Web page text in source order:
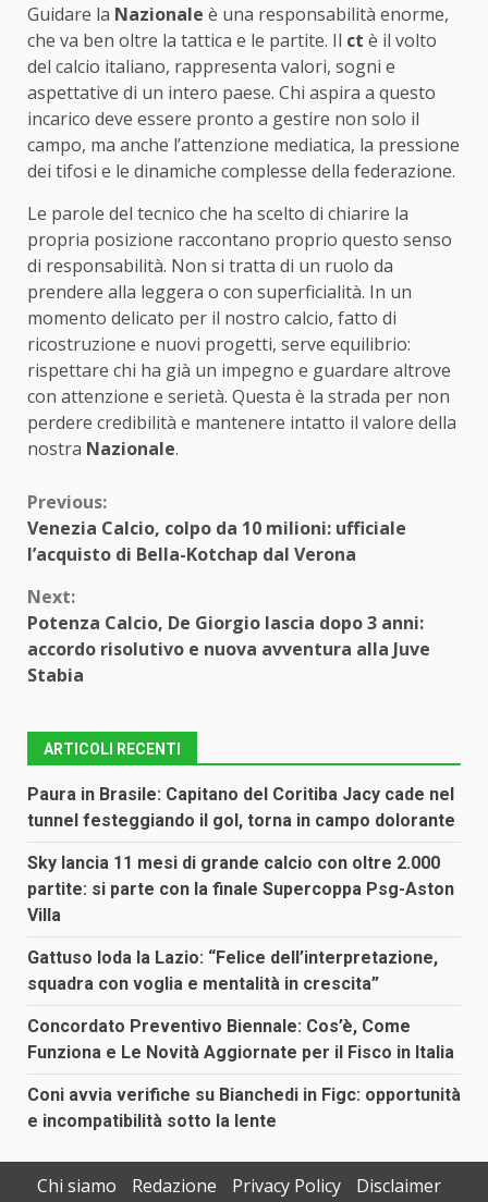
Guidare la Nazionale è una responsabilità enorme,
che va ben oltre la tattica e le partite. Il ct è il volto
del calcio italiano, rappresenta valori, sogni e
aspettative di un intero paese. Chi aspira a questo
incarico deve essere pronto a gestire non solo il
campo, ma anche l’attenzione mediatica, la pressione
dei tifosi e le dinamiche complesse della federazione.
Le parole del tecnico che ha scelto di chiarire la
propria posizione raccontano proprio questo senso
di responsabilità. Non si tratta di un ruolo da
prendere alla leggera o con superficialità. In un
momento delicato per il nostro calcio, fatto di
ricostruzione e nuovi progetti, serve equilibrio:
rispettare chi ha già un impegno e guardare altrove
con attenzione e serietà. Questa è la strada per non
perdere credibilità e mantenere intatto il valore della
nostra Nazionale.
Continue
Reading
Previous:
Venezia Calcio, colpo da 10 milioni: ufficiale
l’acquisto di Bella-Kotchap dal Verona
Next:
Potenza Calcio, De Giorgio lascia dopo 3 anni:
accordo risolutivo e nuova avventura alla Juve
Stabia
ARTICOLI RECENTI
Paura in Brasile: Capitano del Coritiba Jacy cade nel
tunnel festeggiando il gol, torna in campo dolorante
Sky lancia 11 mesi di grande calcio con oltre 2.000
partite: si parte con la finale Supercoppa Psg-Aston
Villa
Gattuso loda la Lazio: “Felice dell’interpretazione,
squadra con voglia e mentalità in crescita”
Concordato Preventivo Biennale: Cos’è, Come
Funziona e Le Novità Aggiornate per il Fisco in Italia
Coni avvia verifiche su Bianchedi in Figc: opportunità
e incompatibilità sotto la lente
Chi siamo Redazione Privacy Policy Disclaimer